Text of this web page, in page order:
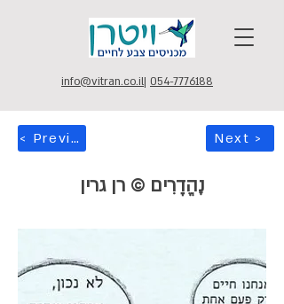
info@vitran.co.il| 054-7776188
< Previous Next >
נֶהֱדָרִים © רן גרין